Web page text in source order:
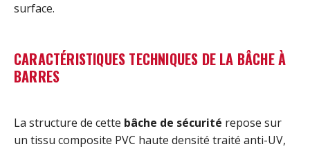
surface.
CARACTÉRISTIQUES TECHNIQUES DE LA BÂCHE À
BARRES
La structure de cette bâche de sécurité repose sur
un tissu composite PVC haute densité traité anti-UV,